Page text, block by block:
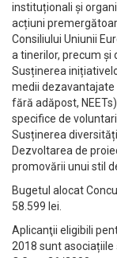
instituționali și
acțiuni
Consiliului Uniunii
a tinerilor, precum și
Susținerea
medii dezavantajate
fără adăpost,
specifice de
Susținerea
Dezvoltarea de
promovării unui stil
Bugetul alocat
58.599 lei.
Aplicanţii eligibili
2018 sunt